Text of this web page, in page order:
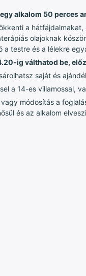
alkalom 50 perces
a
olajoknak
a testre és a lélekre
ig válthatod be,
saját és
a 14-es villamossal,
módosítás a
és az alkalom